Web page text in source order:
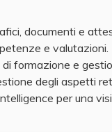
documenti e
e valutazioni.
formazione e
degli aspetti
per una